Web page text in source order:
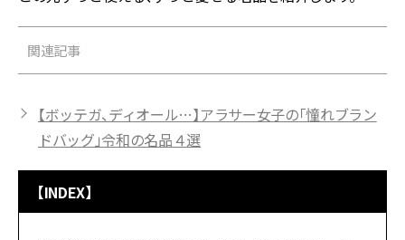
関連記事
【ボッテガ、ディオール…】アラサー女子の「憧れブラン
ドバッグ」令和の名品４選
【INDEX】